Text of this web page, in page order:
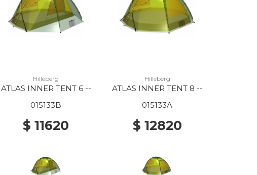
Hilleberg
ATLAS INNER TENT 6 --
015133B
$ 11620
Hilleberg
ATLAS INNER TENT 8 --
015133A
$ 12820